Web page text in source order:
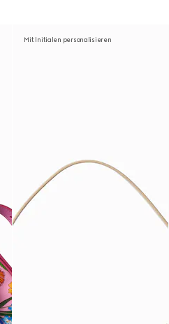
Mit Initialen personalisieren